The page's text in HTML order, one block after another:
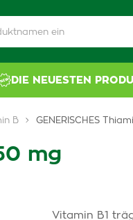
DIE NEUESTEN
B GENERISCHES
mg
Vitamin B1